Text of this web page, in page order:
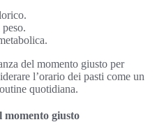
del momento giusto per
l’orario dei pasti come un
quotidiana.
giusto